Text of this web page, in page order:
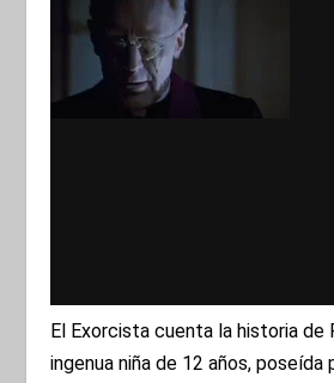
El Exorcista cuenta la historia de
ingenua niña de 12 años, poseída